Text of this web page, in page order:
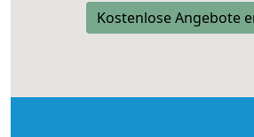
Kostenlose Angebote